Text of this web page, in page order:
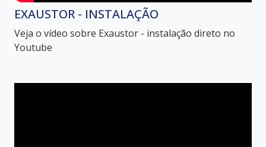
EXAUSTOR - INSTALAÇÃO
Veja o vídeo sobre Exaustor - instalação direto no
Youtube